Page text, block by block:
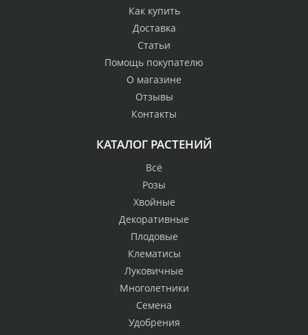
Как купить
Доставка
Статьи
Помощь покупателю
О магазине
Отзывы
Контакты
КАТАЛОГ РАСТЕНИЙ
Всё
Розы
Хвойные
Декоративные
Плодовые
Клематисы
Луковичные
Многолетники
Семена
Удобрения